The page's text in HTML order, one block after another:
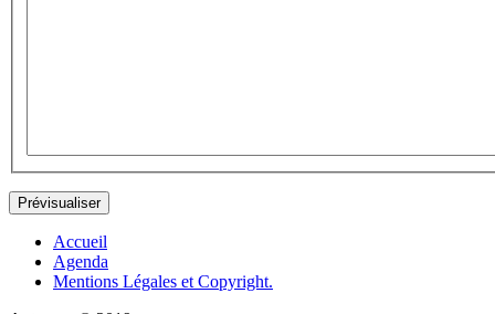
Accueil
Agenda
Mentions Légales et Copyright.